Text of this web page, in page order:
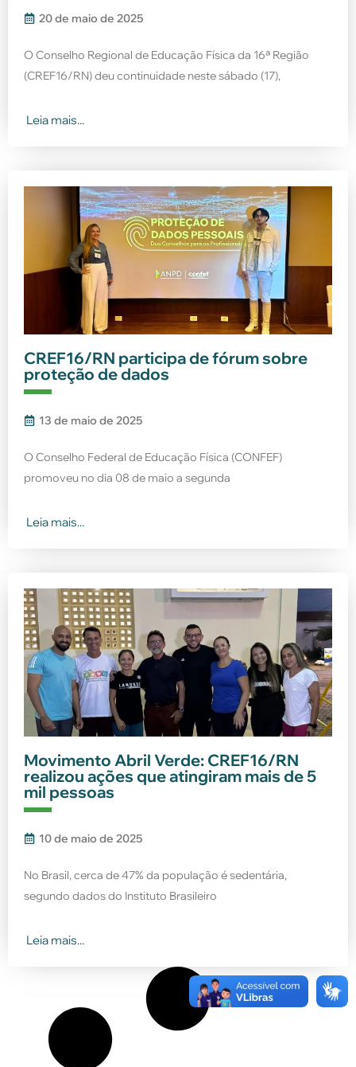
20 de maio de 2025
O Conselho Regional de Educação Física da 16ª Região
(CREF16/RN) deu continuidade neste sábado (17),
Leia mais...
CREF16/RN participa de fórum sobre
proteção de dados
13 de maio de 2025
O Conselho Federal de Educação Física (CONFEF)
promoveu no dia 08 de maio a segunda
Leia mais...
Movimento Abril Verde: CREF16/RN
realizou ações que atingiram mais de 5
mil pessoas
10 de maio de 2025
No Brasil, cerca de 47% da população é sedentária,
segundo dados do Instituto Brasileiro
Leia mais...